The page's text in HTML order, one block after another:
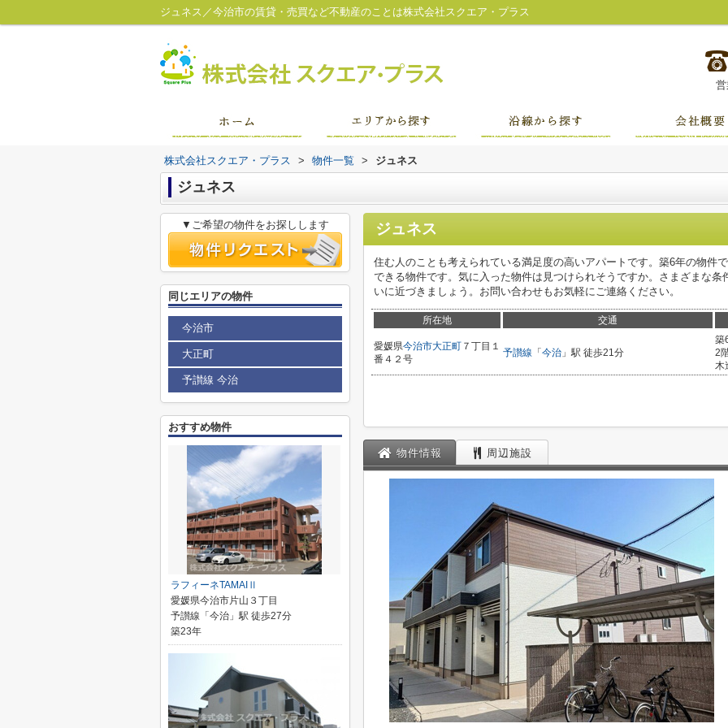
ジュネス／今治市の賃貸・売買など不動産のことは株式会社スクエア・プラス
株式会社スクエア・プラス > 物件一覧 > ジュネス
ジュネス
ジュネス
住む人のことも考えられている満足度の高いアパートです。築6年の物件
できる物件です。気に入った物件は見つけられそうですか。さまざまな
いに近づきましょう。お問い合わせもお気軽にご連絡ください。
所在地 交通
愛媛県今治市大正町 ７丁目１
番４２号
予讃線 「 今治 」駅 徒歩21分
築
2
木
物件情報 周辺施設
▼ご希望の物件をお探しします
同じエリアの物件
今治市
大正町
予讃線 今治
おすすめ物件
ラフィーネTAMAIⅡ
愛媛県今治市片山３丁目
予讃線「今治」駅 徒歩27分
築23年